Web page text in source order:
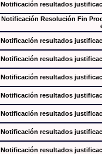
Notificación resultados
Notificación Resolución Fin
Notificación resultados
Notificación resultados
Notificación resultados
Notificación resultados
Notificación resultados
Notificación resultados
Notificación resultados